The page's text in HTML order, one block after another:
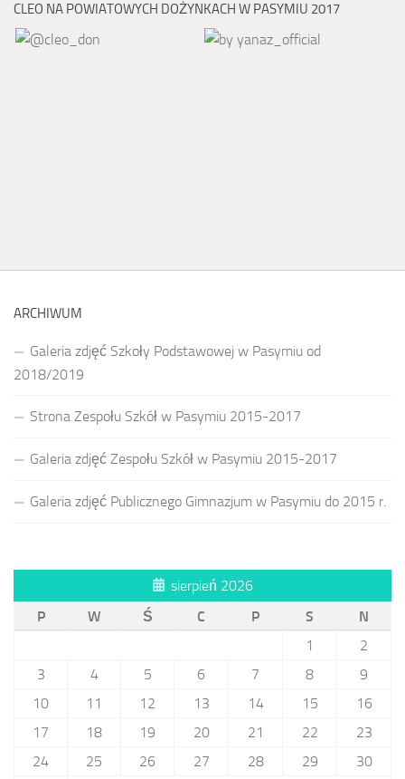
CLEO NA POWIATOWYCH DOŻYNKACH W PASYMIU 2017
ARCHIWUM
Galeria zdjęć Szkoły Podstawowej w Pasymiu od
2018/2019
Strona Zespołu Szkół w Pasymiu 2015-2017
Galeria zdjęć Zespołu Szkół w Pasymiu 2015-2017
Galeria zdjęć Publicznego Gimnazjum w Pasymiu do 2015 r.
sierpień 2026
P
W Ś C P S
N
1
2
3
4 5 6 7 8
9
10
11 12 13 14 15
16
17
18 19 20 21 22
23
24
25 26 27 28 29
30